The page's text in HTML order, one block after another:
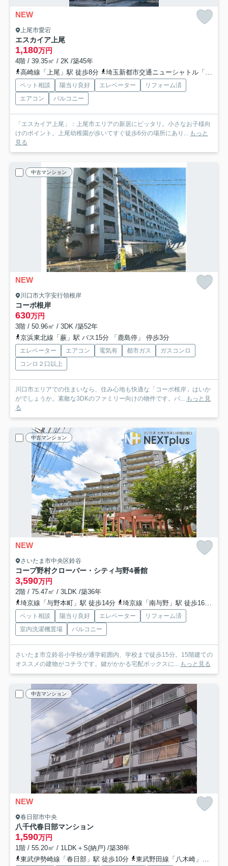
NEW
上尾市愛宕
エスカイア上尾
1,180万円
4階 / 39.35㎡ / 2K /築45年
高崎線「上尾」駅 徒歩8分
埼玉新都市交通ニューシャトル「原市」駅 徒歩46分
ペット相談 陽当り良好 エレベーター
リフォーム済
エアコン
バルコニー
「エスカイア上尾」：上尾市エリアの新居にピッタリ。小さなお子様向
けのポイント。上尾幼稚園が歩いてすぐ徒歩6分の場所にあり... もっと
見る
中古マンション
NEW
川口市大字安行領根岸
コーポ根岸
630万円
3階 / 50.96㎡ / 3DK /築52年
京浜東北線「蕨」駅 バス15分 「鹿島停」 停歩3分
エレベーター エアコン 電気有 都市ガス
ガスコンロ
コンロ２口以上
川口市エリアでの住まいなら、住み心地も快適な「コーポ根岸」はいか
がでしょうか。素敵な3DKのファミリー向けの物件です。バ... もっと見
る
中古マンション
NEW
さいたま市中央区鈴谷
コープ野村クローバー・シティ与野4番館
3,590万円
2階 / 75.47㎡ / 3LDK /築36年
埼京線「与野本町」駅 徒歩14分
埼京線「南与野」駅 徒歩16分
ペット相談 陽当り良好 エレベーター
リフォーム済
室内洗濯機置場
バルコニー
さいたま市立鈴谷小学校が通学範囲内、学校まで徒歩15分。15階建ての
オススメの建物がコチラです。鍵がかかる宅配ボックスに... もっと見る
中古マンション
NEW
春日部市中央
八千代春日部マンション
1,590万円
1階 / 55.20㎡ / 1LDK＋S(納戸) /築38年
東武伊勢崎線「春日部」駅 徒歩10分
東武野田線「八木崎」駅 徒歩18分